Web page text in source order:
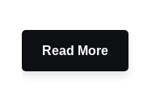
Read More